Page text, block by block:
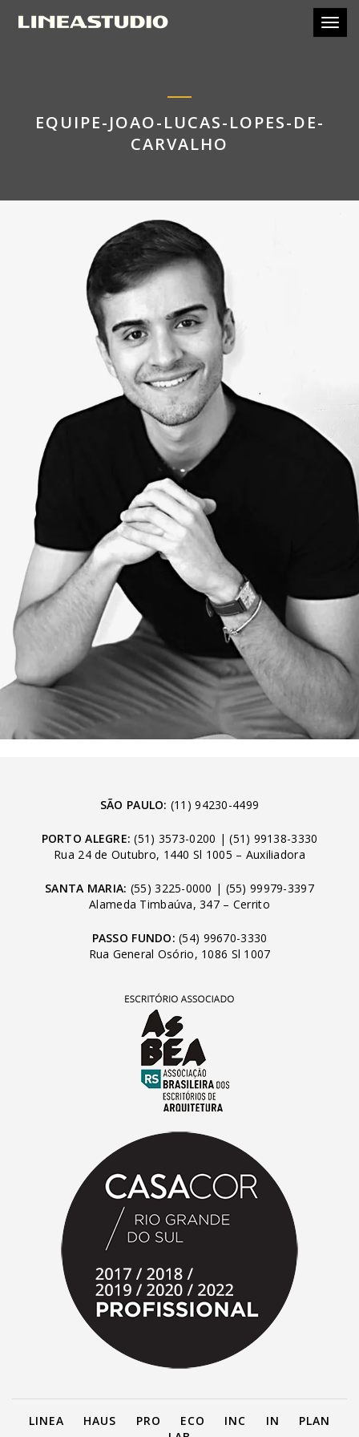
EQUIPE-JOAO-LUCAS-LOPES-DE-
CARVALHO
SÃO PAULO: (11) 94230-4499
PORTO ALEGRE: (51) 3573-0200 |(51) 99138-3330
Rua 24 de Outubro, 1440 Sl 1005 – Auxiliadora
SANTA MARIA: (55) 3225-0000 | (55) 99979-3397
Alameda Timbaúva, 347 – Cerrito
PASSO FUNDO: (54) 99670-3330
Rua General Osório, 1086 Sl 1007
LINEA HAUS PRO ECO INC IN
PLAN